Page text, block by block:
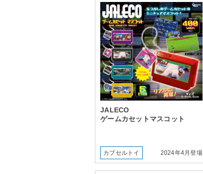
JALECO
ゲームカセットマスコット
カプセルトイ 2024年4月登場